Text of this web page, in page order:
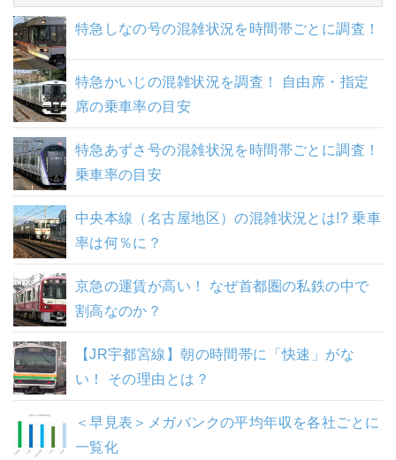
特急しなの号の混雑状況を時間帯ごとに調査！
特急かいじの混雑状況を調査！ 自由席・指定
席の乗車率の目安
特急あずさ号の混雑状況を時間帯ごとに調査！
乗車率の目安
中央本線（名古屋地区）の混雑状況とは!? 乗車
率は何％に？
京急の運賃が高い！ なぜ首都圏の私鉄の中で
割高なのか？
【JR宇都宮線】朝の時間帯に「快速」がな
い！ その理由とは？
＜早見表＞メガバンクの平均年収を各社ごとに
一覧化